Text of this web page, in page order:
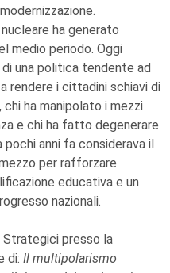
ha generato
medio periodo. Oggi
una politica tendente ad
rendere i cittadini schiavi di
ha manipolato i mezzi
e chi ha fatto degenerare
pochi anni fa considerava il
per rafforzare
educativa e un
nazionali.
Strategici presso la
di: Il multipolarismo